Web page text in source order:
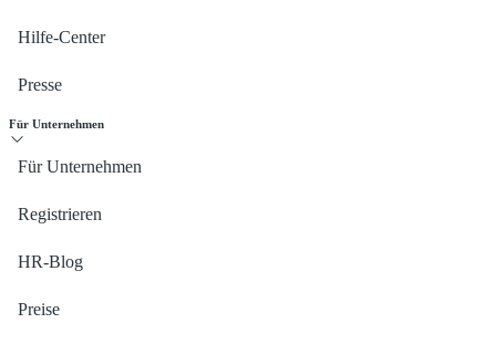
Hilfe-Center
Presse
Für Unternehmen
Für Unternehmen
Registrieren
HR-Blog
Preise